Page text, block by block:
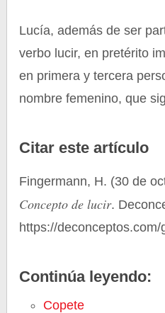
Lucía, además de ser
verbo lucir, en pretérito
en primera y tercera
nombre femenino, que
Citar este artículo
Fingermann, H. (30 de
Concepto de lucir.
https://
Continúa leyendo:
Copete